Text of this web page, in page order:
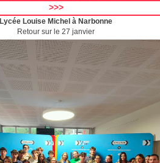
>>>
Lycée Louise Michel à Narbonne
Retour sur le 27 janvier